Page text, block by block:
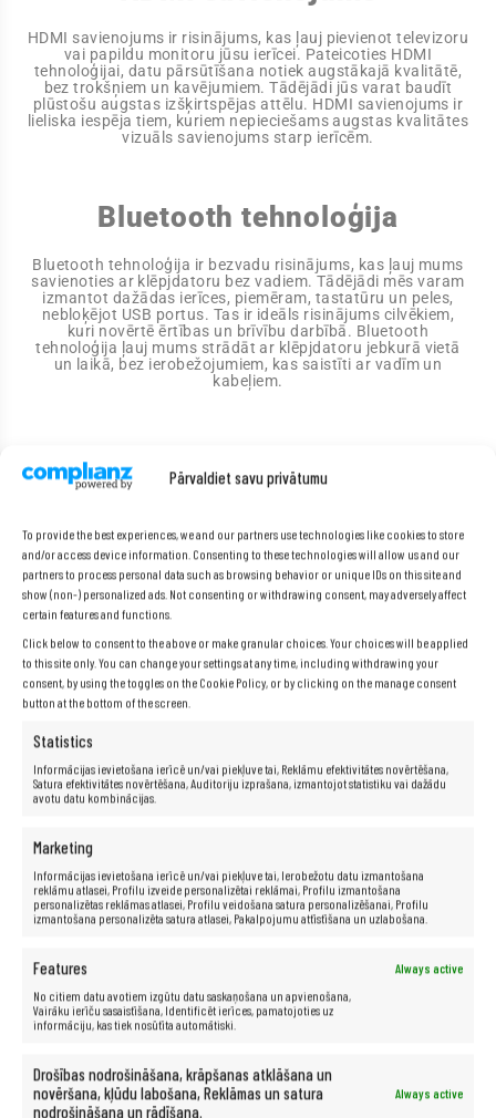
Pārvaldiet savu privātumu
To provide the best experiences, we and our partners use technologies like cookies to store
and/or access device information. Consenting to these technologies will allow us and our
partners to process personal data such as browsing behavior or unique IDs on this site and
show (non-) personalized ads. Not consenting or withdrawing consent, may adversely affect
certain features and functions.
Click below to consent to the above or make granular choices. Your choices will be applied
to this site only. You can change your settings at any time, including withdrawing your
consent, by using the toggles on the Cookie Policy, or by clicking on the manage consent
button at the bottom of the screen.
Statistics
Informācijas ievietošana ierīcē un/vai piekļuve tai, Reklāmu efektivitātes novērtēšana,
Satura efektivitātes novērtēšana, Auditoriju izprašana, izmantojot statistiku vai dažādu
avotu datu kombinācijas.
Marketing
Informācijas ievietošana ierīcē un/vai piekļuve tai, Ierobežotu datu izmantošana
reklāmu atlasei, Profilu izveide personalizētai reklāmai, Profilu izmantošana
personalizētas reklāmas atlasei, Profilu veidošana satura personalizēšanai, Profilu
izmantošana personalizēta satura atlasei, Pakalpojumu attīstīšana un uzlabošana.
Features
Always active
No citiem datu avotiem izgūtu datu saskaņošana un apvienošana,
Vairāku ierīču sasaistīšana, Identificēt ierīces, pamatojoties uz
informāciju, kas tiek nosūtīta automātiski.
Drošības nodrošināšana, krāpšanas atklāšana un
novēršana, kļūdu labošana, Reklāmas un satura
nodrošināšana un rādīšana.
Always active
HDMI savienojums ir risinājums, kas ļauj pievienot televizoru
vai papildu monitoru jūsu ierīcei. Pateicoties HDMI
tehnoloģijai, datu pārsūtīšana notiek augstākajā kvalitātē,
bez trokšņiem un kavējumiem. Tādējādi jūs varat baudīt
plūstošu augstas izšķirtspējas attēlu. HDMI savienojums ir
lieliska iespēja tiem, kuriem nepieciešams augstas kvalitātes
vizuāls savienojums starp ierīcēm.
Bluetooth tehnoloģija
Bluetooth tehnoloģija ir bezvadu risinājums, kas ļauj mums
savienoties ar klēpjdatoru bez vadiem. Tādējādi mēs varam
izmantot dažādas ierīces, piemēram, tastatūru un peles,
nebloķējot USB portus. Tas ir ideāls risinājums cilvēkiem,
kuri novērtē ērtības un brīvību darbībā. Bluetooth
tehnoloģija ļauj mums strādāt ar klēpjdatoru jebkurā vietā
un laikā, bez ierobežojumiem, kas saistīti ar vadīm un
kabeļiem.
Specifikācija
Latitude E7270
Procesors:Intel® Core™ i5-6300U (3M kešatmiņa, līdz 3,00
GHz)
Matrica:12,5″
Grafikas karte:Intel HD Graphics 520
Skaņas karte:
Bezvadu sakari:WiFi a/g/n, Bluetooth
Porti:austiņu savienotājs, atmiņas karšu lasītājs, USB 3.0